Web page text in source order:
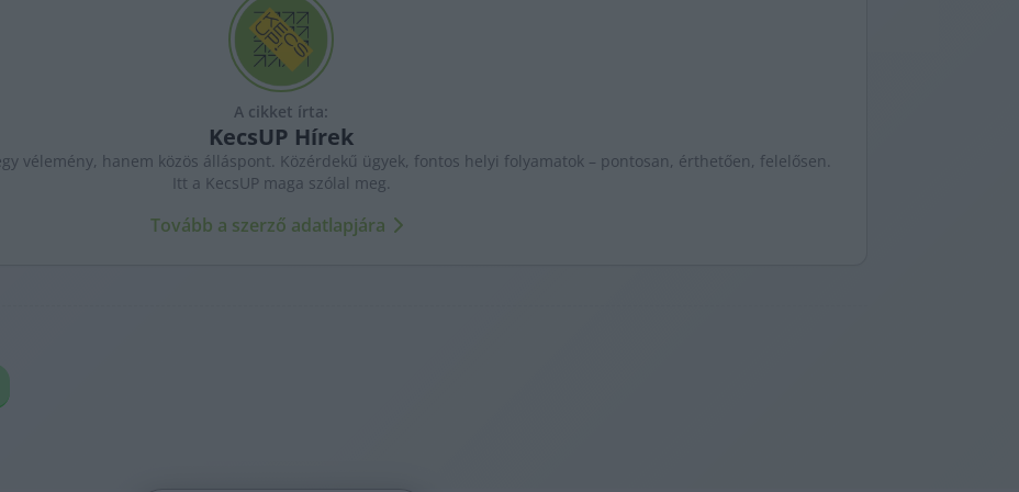
A cikket írta:
KecsUP Hírek
vélemény, hanem közös álláspont. Közérdekű ügyek, fontos helyi folyamatok – pontosan, érthetően, felelősen.
Itt a KecsUP maga szólal meg.
Tovább a szerző adatlapjára